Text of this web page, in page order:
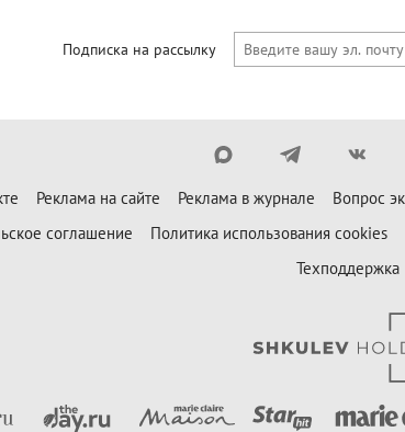
Подписка на рассылку
Реклама на сайте Реклама в журнале Вопрос
соглашение
Политика использования cookies
Техподдержка